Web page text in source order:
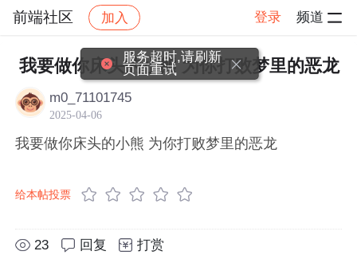
前端社区 加入 登录 频道
社区 前端社区 感慨 帖子详情
我要做你床头的小熊 为你打败梦里的恶龙
m0_71101745
2025-04-06
我要做你床头的小熊 为你打败梦里的恶龙
给本帖投票
23 回复 打赏
服务超时,请刷新
页面重试